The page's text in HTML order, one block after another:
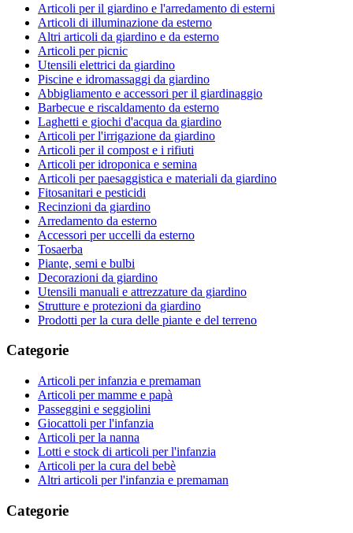
Articoli per il giardino e l'arredamento di esterni
Articoli di illuminazione da esterno
Altri articoli da giardino e da esterno
Articoli per picnic
Utensili elettrici da giardino
Piscine e idromassaggi da giardino
Abbigliamento e accessori per il giardinaggio
Barbecue e riscaldamento da esterno
Laghetti e giochi d'acqua da giardino
Articoli per l'irrigazione da giardino
Articoli per il compost e i rifiuti
Articoli per idroponica e semina
Articoli per paesaggistica e materiali da giardino
Fitosanitari e pesticidi
Recinzioni da giardino
Arredamento da esterno
Accessori per uccelli da esterno
Tosaerba
Piante, semi e bulbi
Decorazioni da giardino
Utensili manuali e attrezzature da giardino
Strutture e protezioni da giardino
Prodotti per la cura delle piante e del terreno
Categorie
Articoli per infanzia e premaman
Articoli per mamme e papà
Passeggini e seggiolini
Giocattoli per l'infanzia
Articoli per la nanna
Lotti e stock di articoli per l'infanzia
Articoli per la cura del bebè
Altri articoli per l'infanzia e premaman
Categorie